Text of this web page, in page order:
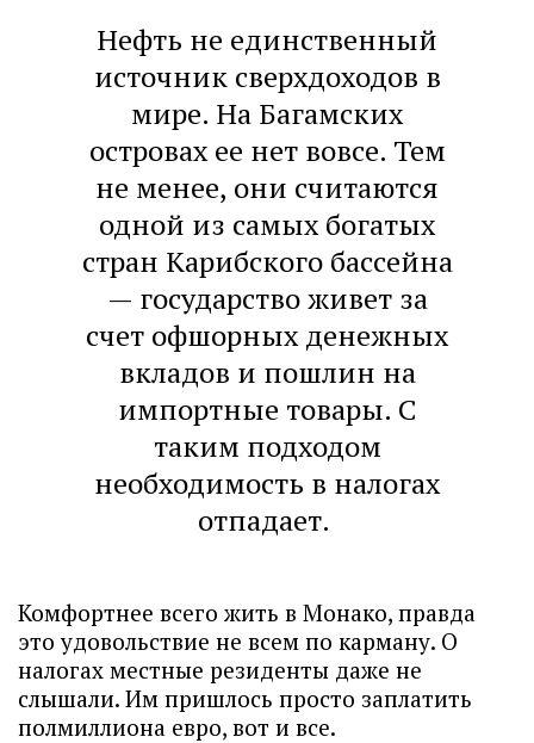
Нефть не единственный
источник сверхдоходов в
мире. На Багамских
островах ее нет вовсе. Тем
не менее, они считаются
одной из самых богатых
стран Карибского бассейна
— государство живет за
счет офшорных денежных
вкладов и пошлин на
импортные товары. С
таким подходом
необходимость в налогах
отпадает.
Комфортнее всего жить в Монако, правда
это удовольствие не всем по карману. О
налогах местные резиденты даже не
слышали. Им пришлось просто заплатить
полмиллиона евро, вот и все.